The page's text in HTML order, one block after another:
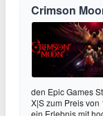
Crimson
den Epic Games
X|S zum Preis